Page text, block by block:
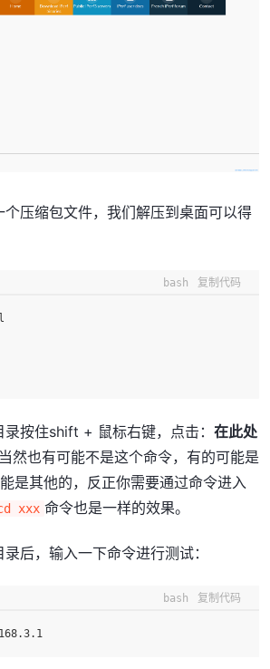
个压缩包文件，我们解压到桌面可以得
bash 复制代码
按住shift + 鼠标右键，点击： 在此处
然也有可能不是这个命令，有的可能是
是其他的，反正你需要通过命令进入
xxx 命令也是一样的效果。
后，输入一下命令进行测试：
bash 复制代码